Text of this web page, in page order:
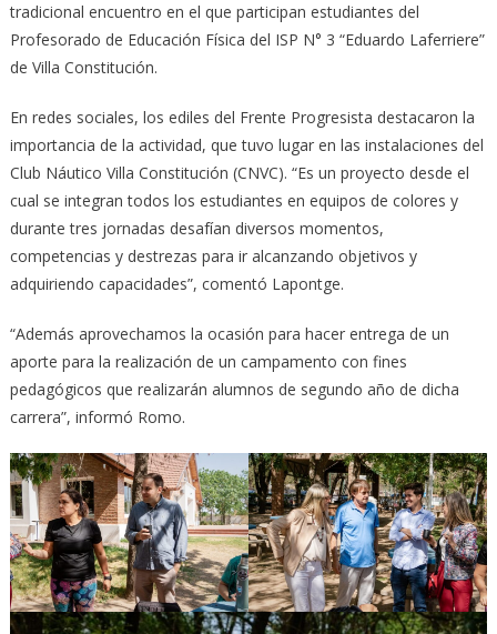
tradicional encuentro en el que participan estudiantes del
Profesorado de Educación Física del ISP N° 3 “Eduardo Laferriere”
de Villa Constitución.
En redes sociales, los ediles del Frente Progresista destacaron la
importancia de la actividad, que tuvo lugar en las instalaciones del
Club Náutico Villa Constitución (CNVC). “Es un proyecto desde el
cual se integran todos los estudiantes en equipos de colores y
durante tres jornadas desafían diversos momentos,
competencias y destrezas para ir alcanzando objetivos y
adquiriendo capacidades”, comentó Lapontge.
“Además aprovechamos la ocasión para hacer entrega de un
aporte para la realización de un campamento con fines
pedagógicos que realizarán alumnos de segundo año de dicha
carrera”, informó Romo.